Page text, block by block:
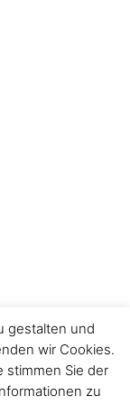
gestalten und
wir Cookies.
stimmen Sie der
zu